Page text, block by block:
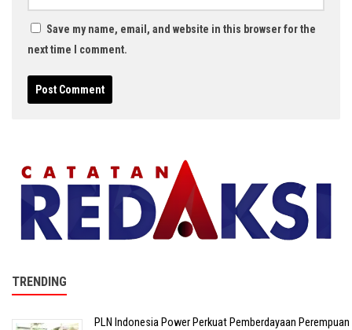
Save my name, email, and website in this browser for the
next time I comment.
TRENDING
PLN Indonesia Power Perkuat Pemberdayaan Perempuan